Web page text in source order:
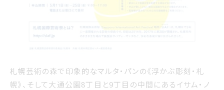
札幌芸術の森で印象的なマルタ・パンの《浮かぶ彫刻・札
幌》、そして大通公園8丁目と9丁目の中間にあるイサム・ノ